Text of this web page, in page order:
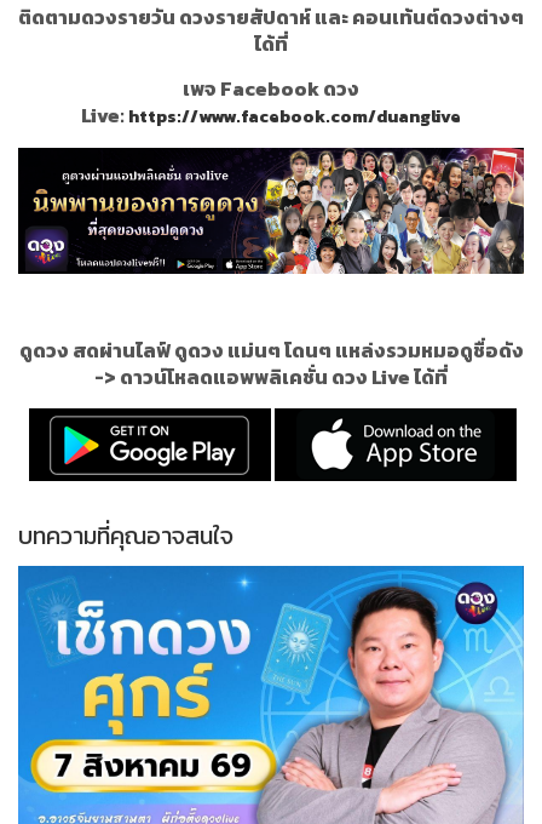
ติดตามดวงรายวัน ดวงรายสัปดาห์ และ คอนเท้นต์ดวงต่างๆ
ได้ที่
เพจ Facebook ดวง
Live:https://www.facebook.com/duanglive
ดูดวง สดผ่านไลฟ์ ดูดวง แม่นๆ โดนๆ แหล่งรวมหมอดูชื่อดัง
-> ดาวน์โหลดแอพพลิเคชั่น ดวง Live ได้ที่
บทความที่คุณอาจสนใจ